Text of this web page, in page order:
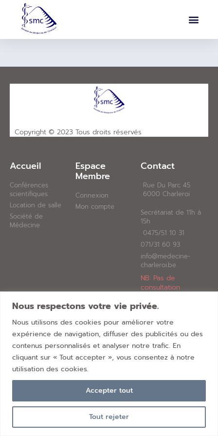
Nous respectons votre vie privée.
Nous utilisons des cookies pour améliorer votre
expérience de navigation, diffuser des publicités ou des
contenus personnalisés et analyser notre trafic. En
cliquant sur « Tout accepter », vous consentez à notre
utilisation des cookies.
Tout rejeter
Accepter tout
Copyright © 2023 Tous droits réservés
Accueil
Conférences
scientifiques
Location de salle
Société de
Médecine
Espace
Membre
Connexion
Mon compte
Contact​
Rue Du Parc 45
6000 Charleroi
Secrétariat de 11h à
15h
0475/51 10 31
071/31 60 93
info@medecine-
charleroi.be
NB: Pas de
consultation